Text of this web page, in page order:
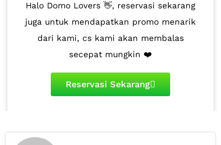
Halo Domo Lovers 👋, reservasi sekarang
juga untuk mendapatkan promo menarik
dari kami, cs kami akan membalas
secepat mungkin ❤️
Reservasi Sekarang